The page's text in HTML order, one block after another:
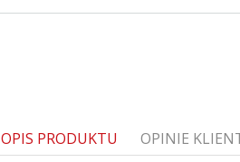
OPIS PRODUKTU OPINIE